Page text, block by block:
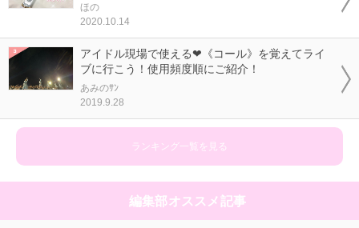
ほの
2020.10.14
アイドル現場で使える❤《コール》を覚えてライ
ブに行こう！使用頻度順にご紹介！
あみのｻﾝ
2019.9.28
ランキング一覧を見る
編集部オススメ記事